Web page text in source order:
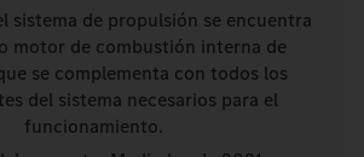
sistema de propulsión se encuentra
motor de combustión interna de
se complementa con todos los
del sistema necesarios para el
funcionamiento.